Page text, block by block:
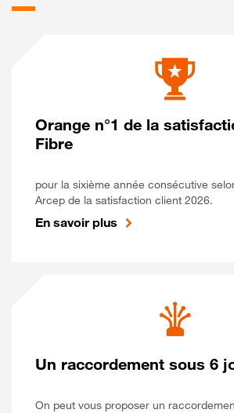
Orange n°1 de la
Fibre
pour la sixième année consécutive
Arcep de la satisfaction client 2026.
En savoir plus
Un raccordement sous 6
On peut vous proposer un